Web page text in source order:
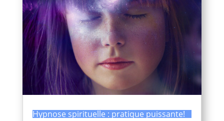
Hypnose spirituelle : pratique puissante!